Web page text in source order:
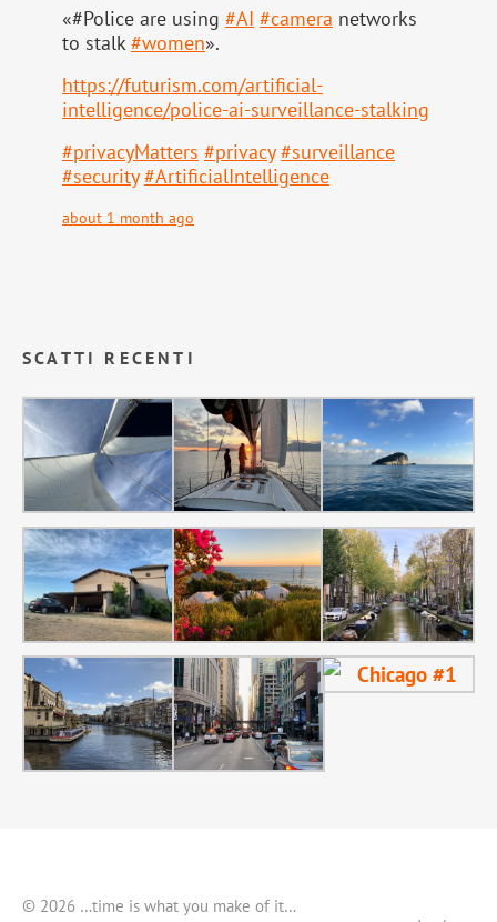
«#Police are using #AI #camera networks
to stalk#women».
https://futurism.com/artificial-
intelligence/police-ai-surveillance-stalking
#privacyMatters #privacy #surveillance
#security #ArtificialIntelligence
about 1 month ago
SCATTI RECENTI
© 2026 …time is what you make of it…